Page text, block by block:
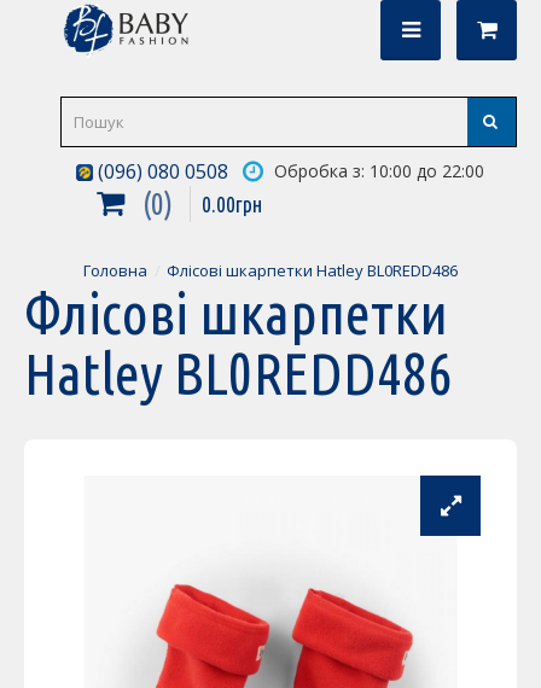
(096) 080 0508 Обробка з: 10:00 до 22:00
0 0.00грн
Головна Флісові шкарпетки Hatley BL0REDD486
Флісові шкарпетки
Hatley BL0REDD486